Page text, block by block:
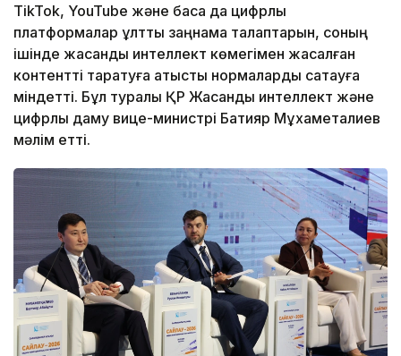
TikTok, YouTube және басқа да цифрлық
платформалар ұлттық заңнама талаптарын, соның
ішінде жасанды интеллект көмегімен жасалған
контентті таратуға қатысты нормаларды сақтауға
міндетті. Бұл туралы ҚР Жасанды интеллект және
цифрлық даму вице-министрі Бақтияр Мұхаметқалиев
мәлім етті.